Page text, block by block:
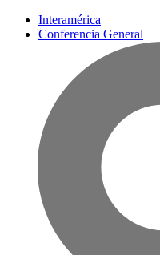
Interamérica
Conferencia General